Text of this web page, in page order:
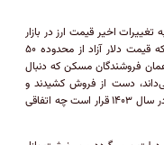
اخیر قیمت ارز در بازار
غیررسمی، گفت: در اسفندماه گذشته، به‌محض اینکه قیمت دلار آزاد از محدوده ۵۰
برداشت، همان فروشندگان مسکن که دنبال
دست از فروش کشیدند و
قیمت‌های پیشنهادی را ۲۰ درصد بالا بردند تا ببینند در سال ۱۴۰۳ قرار است چه اتفاقی